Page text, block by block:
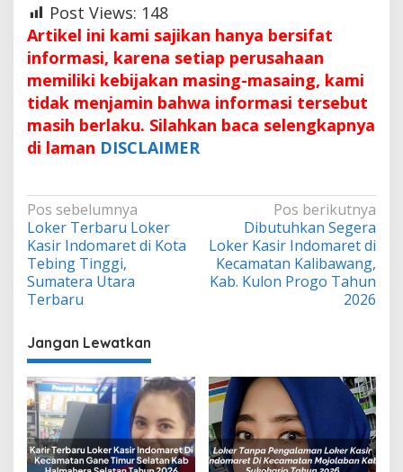
Post Views: 148
Artikel ini kami sajikan hanya bersifat
informasi, karena setiap perusahaan
memiliki kebijakan masing-masaing, kami
tidak menjamin bahwa informasi tersebut
masih berlaku. Silahkan baca selengkapnya
di laman DISCLAIMER
Navigasi
pos
Pos sebelumnya
Loker Terbaru Loker
Kasir Indomaret di Kota
Tebing Tinggi,
Sumatera Utara
Terbaru
Pos berikutnya
Dibutuhkan Segera
Loker Kasir Indomaret di
Kecamatan Kalibawang,
Kab. Kulon Progo Tahun
2026
Jangan Lewatkan